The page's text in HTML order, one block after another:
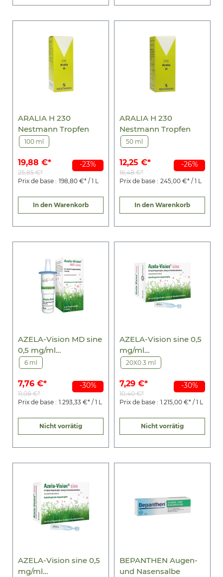
-23%
ARALIA H 230
Nestmann Tropfen
100 ml
19,88 €*
25,85 €*
Prix de base : 198,80 €* / 1 L
In den Warenkorb
-26%
ARALIA H 230
Nestmann Tropfen
50 ml
12,25 €*
16,48 €*
Prix de base : 245,00 €* / 1 L
In den Warenkorb
-30%
AZELA-Vision MD sine
0,5 mg/ml
Augentropfen
6 ml
7,76 €*
11,08 €*
Prix de base : 1.293,33 €* / 1 L
Nicht vorrätig
-30%
AZELA-Vision sine 0,5
mg/ml
Augentr.i.Einzeldosis.
20X0.3 ml
7,29 €*
10,40 €*
Prix de base : 1.215,00 €* / 1 L
Nicht vorrätig
AZELA-Vision sine 0,5
mg/ml
BEPANTHEN Augen-
und Nasensalbe